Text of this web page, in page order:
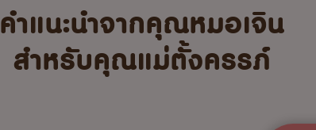
คำแนะนำจากคุณหมอเจิน
สำหรับคุณแม่ตั้งครรภ์